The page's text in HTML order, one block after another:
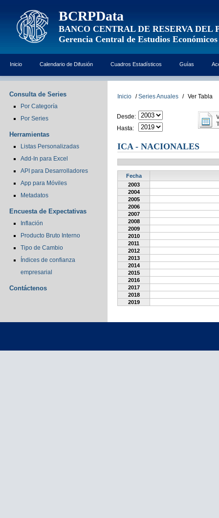
BCRPData
BANCO CENTRAL DE RESERVA DEL
Gerencia Central de Estudios Económicos
Inicio Calendario de Difusión Cuadros Estadísticos Guías
Consulta de Series
Por Categoría
Por Series
Herramientas
Listas Personalizadas
Add-In para Excel
API para Desarrolladores
App para Móviles
Metadatos
Encuesta de Expectativas
Inflación
Producto Bruto Interno
Tipo de Cambio
Índices de confianza
empresarial
Contáctenos
Inicio / Series Anuales / Ver Tabla
Desde:
Hasta:
ICA - NACIONALES
Fecha
2003
2004
2005
2006
2007
2008
2009
2010
2011
2012
2013
2014
2015
2016
2017
2018
2019